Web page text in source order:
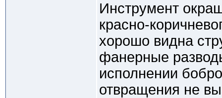
Инструмент
красно-
хорошо видна
фанерные
исполнении
отвращения не